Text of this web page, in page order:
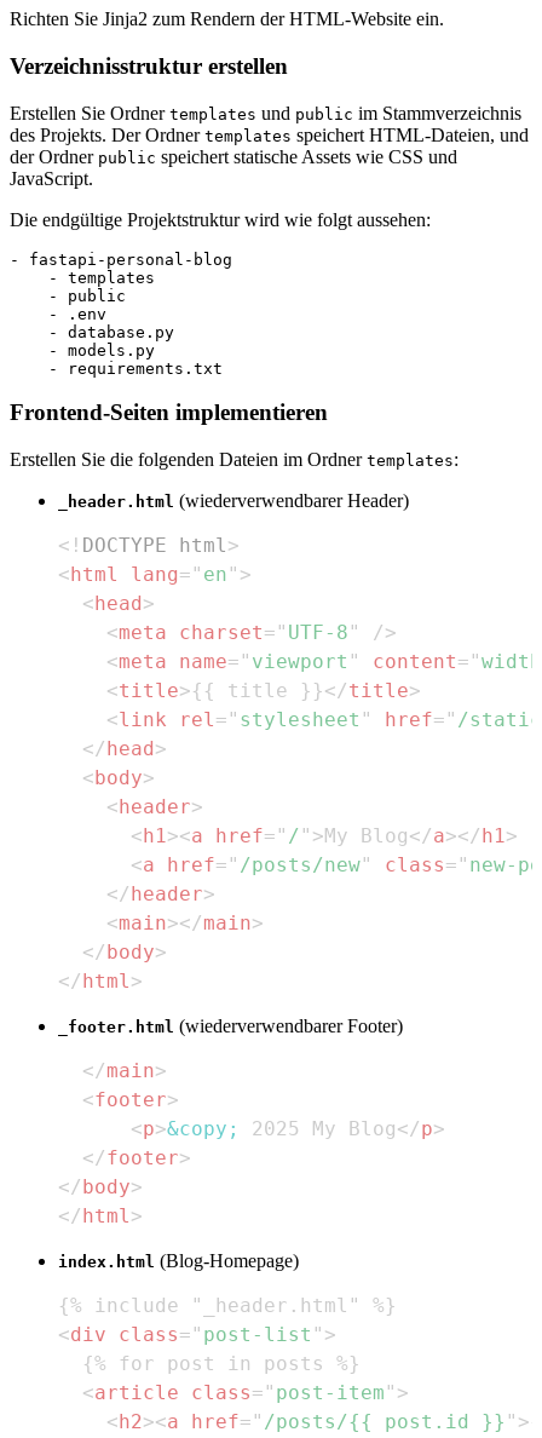
Richten Sie Jinja2 zum Rendern der HTML-Website ein.
Verzeichnisstruktur erstellen
Erstellen Sie Ordner templates und public im Stammverzeichnis
des Projekts. Der Ordner templates speichert HTML-Dateien, und
der Ordner public speichert statische Assets wie CSS und
JavaScript.
Die endgültige Projektstruktur wird wie folgt aussehen:
- fastapi-personal-blog
    - templates
    - public
    - .env
    - database.py
    - models.py
Frontend-Seiten implementieren
Erstellen Sie die folgenden Dateien im Ordner templates:
_header.html (wiederverwendbarer Header)
<! DOCTYPE html>
< html lang= " en " >
< head >
<meta charset= " UTF-8 "
/>
<meta name= " viewport " content= "
<title>{{ title }}</title>
<link rel= " stylesheet " href= " /
</ head >
< body>
< header>
< h1><a href= " / " >My Blog</a></ h1>
<a href= " /posts/new" class= " new-
</ header>
<main></main>
</ body>
</ html>
_footer.html (wiederverwendbarer Footer)
</main>
<footer>
<p>&copy; 2025 My Blog</p>
</footer>
</ body>
</ html>
index.html (Blog-Homepage)
<div class= " post-list " >
<article class= " post-item " >
< h2><a href= " /posts/{{ post.id }} " >